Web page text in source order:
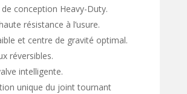
de conception Heavy-Duty.
résistance à l’usure.
et centre de gravité optimal.
réversibles.
intelligente.
unique du joint tournant